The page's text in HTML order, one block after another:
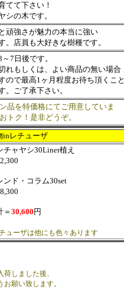
てて下さい！
シの木です。
頑強さが魅力の本当に強い
。店員も大好きな樹種です。
7日後です。
れもしくは、よい商品の無い場合
ので最高1ヶ月程度お待ち頂くこと
。ご了承下さい。
品を特価格にてご用意していま
トク！是非どうぞ。
inレチューザ
チャヤシ30Liner植え
ンド・コラム30set
＝ 30,600 円
ューザは他にも色々あります
しました後、
願い致します。